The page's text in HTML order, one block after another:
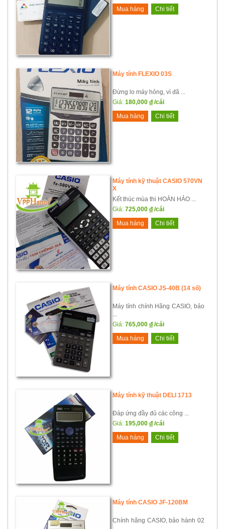
Mua hàng
Chi tiết
Máy tính FLEXIO 03S
Đừng lo máy hỏng, vì đã ...
Giá: 180,000 đ /cái
Mua hàng
Chi tiết
Máy tính kỹ thuật CASIO 570VN
X
Kết thúc mùa thi HOÀN HẢO ...
Giá: 725,000 đ /cái
Mua hàng
Chi tiết
Máy tính CASIO JS-40B (14 số)
Máy tính chính Hãng CASIO, bảo
...
Giá: 765,000 đ /cái
Mua hàng
Chi tiết
Máy tính kỹ thuật DELI 1713
Đáp ứng đầy đủ các công ...
Giá: 195,000 đ /cái
Mua hàng
Chi tiết
Máy tính CASIO JF-120BM
Chính hãng CASIO, bảo hành 02